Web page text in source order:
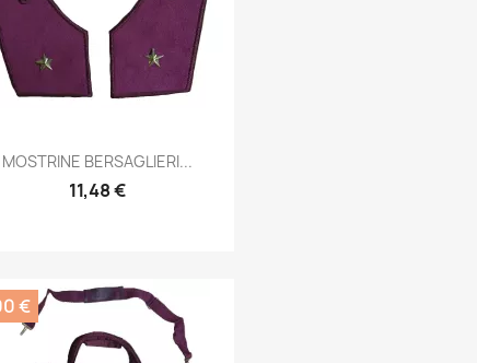
Anteprima
MOSTRINE BERSAGLIERI...
11,48 €
€